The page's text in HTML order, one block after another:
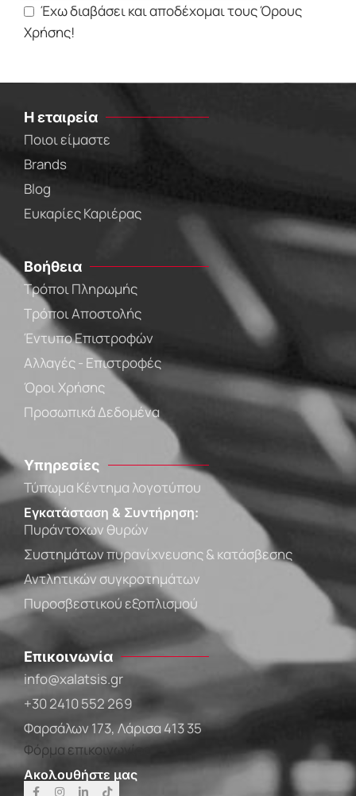
Έχω διαβάσει και αποδέχομαι τους Όρους
Χρήσης!
Η εταιρεία
Ποιοι είμαστε
Brands
Blog
Ευκαρίες Καριέρας
Βοήθεια
Τρόποι Πληρωμής
Τρόποι Αποστολής
Έντυπο Επιστροφών
Αλλαγές - Επιστροφές
Όροι Χρήσης
Προσωπικά Δεδομένα
Υπηρεσίες
Τύπωμα Κέντημα λογοτύπου
Εγκατάσταση & Συντήρηση:
Πυράντοχων θυρών
Συστημάτων πυρανίχνευσης & κατάσβεσης
Αντλητικών συγκροτημάτων
Πυροσβεστικού εξοπλισμού
Επικοινωνία
info@xalatsis.gr
+30 2410 552 269
Φαρσάλων 173, Λάρισα 413 35
Φόρμα επικοινωνίας
Ακολουθήστε μας